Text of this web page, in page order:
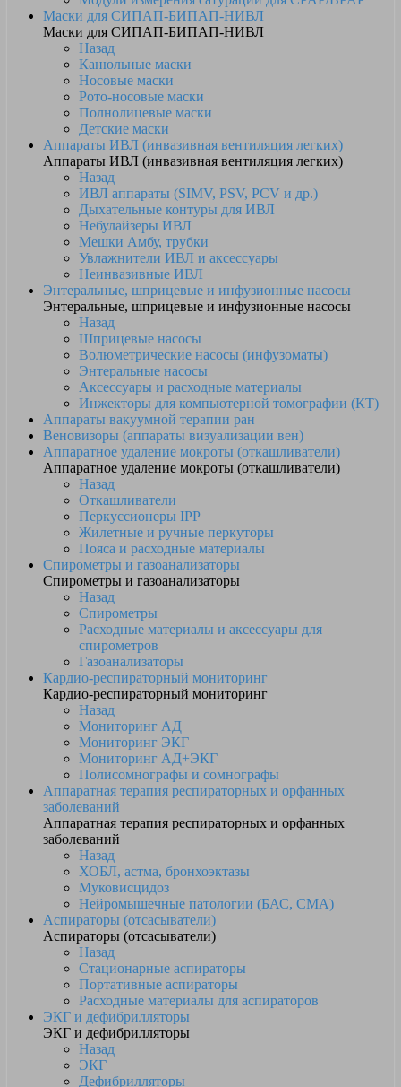
Маски для СИПАП-БИПАП-НИВЛ
Маски для СИПАП-БИПАП-НИВЛ
Назад
Канюльные маски
Носовые маски
Рото-носовые маски
Полнолицевые маски
Детские маски
Аппараты ИВЛ (инвазивная вентиляция легких)
Аппараты ИВЛ (инвазивная вентиляция легких)
Назад
ИВЛ аппараты (SIMV, PSV, PCV и др.)
Дыхательные контуры для ИВЛ
Небулайзеры ИВЛ
Мешки Амбу, трубки
Увлажнители ИВЛ и аксессуары
Неинвазивные ИВЛ
Энтеральные, шприцевые и инфузионные насосы
Энтеральные, шприцевые и инфузионные насосы
Назад
Шприцевые насосы
Волюметрические насосы (инфузоматы)
Энтеральные насосы
Аксессуары и расходные материалы
Инжекторы для компьютерной томографии (КТ)
Аппараты вакуумной терапии ран
Веновизоры (аппараты визуализации вен)
Аппаратное удаление мокроты (откашливатели)
Аппаратное удаление мокроты (откашливатели)
Назад
Откашливатели
Перкуссионеры IPP
Жилетные и ручные перкуторы
Пояса и расходные материалы
Спирометры и газоанализаторы
Спирометры и газоанализаторы
Назад
Спирометры
Расходные материалы и аксессуары для
спирометров
Газоанализаторы
Кардио-респираторный мониторинг
Кардио-респираторный мониторинг
Назад
Мониторинг АД
Мониторинг ЭКГ
Мониторинг АД+ЭКГ
Полисомнографы и сомнографы
Аппаратная терапия респираторных и орфанных
заболеваний
Аппаратная терапия респираторных и орфанных
заболеваний
Назад
ХОБЛ, астма, бронхоэктазы
Муковисцидоз
Нейромышечные патологии (БАС, СМА)
Аспираторы (отсасыватели)
Аспираторы (отсасыватели)
Назад
Стационарные аспираторы
Портативные аспираторы
Расходные материалы для аспираторов
ЭКГ и дефибрилляторы
ЭКГ и дефибрилляторы
Назад
ЭКГ
Дефибрилляторы